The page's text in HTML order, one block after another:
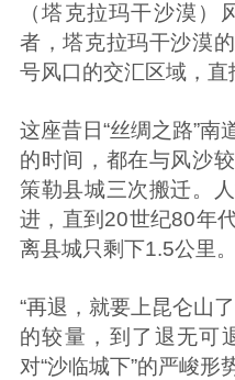
（塔克拉玛干沙漠）
者，塔克拉玛干沙漠
号风口的交汇区域，直
这座昔日“丝绸之路”
的时间，都在与风沙
策勒县城三次搬迁。
进，直到20世纪80年
离县城只剩下1.5公里。
“再退，就要上昆仑山
的较量，到了退无可
对“沙临城下”的严峻形